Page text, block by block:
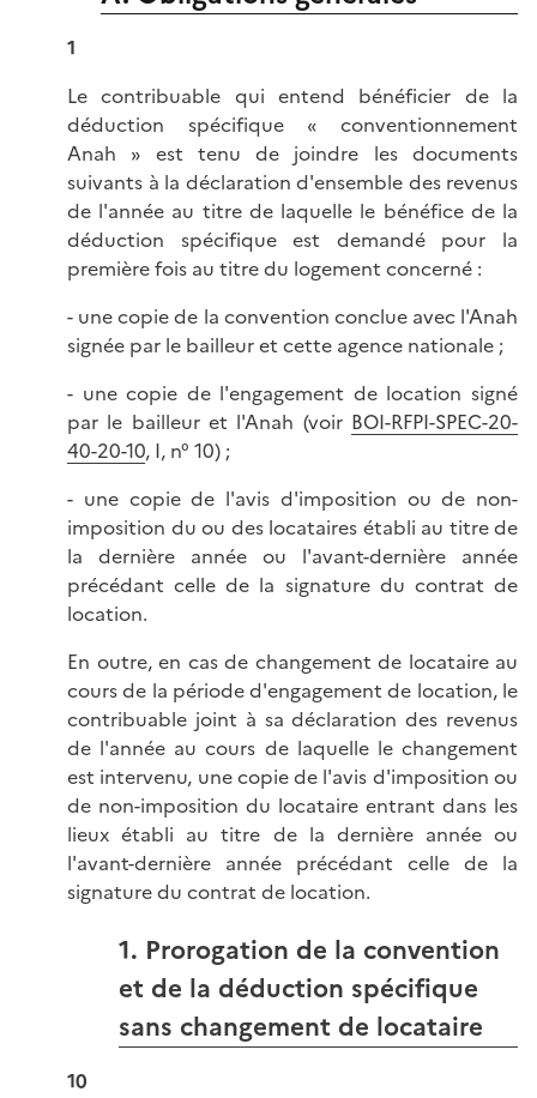
1
Le contribuable qui entend bénéficier de la
déduction spécifique « conventionnement
Anah » est tenu de joindre les documents
suivants à la déclaration d'ensemble des revenus
de l'année au titre de laquelle le bénéfice de la
déduction spécifique est demandé pour la
première fois au titre du logement concerné :
- une copie de la convention conclue avec l'Anah
signée par le bailleur et cette agence nationale ;
- une copie de l'engagement de location signé
par le bailleur et l'Anah (voir BOI-RFPI-SPEC-20-
40-20-10, I, n° 10) ;
- une copie de l'avis d'imposition ou de non-
imposition du ou des locataires établi au titre de
la dernière année ou l'avant-dernière année
précédant celle de la signature du contrat de
location.
En outre, en cas de changement de locataire au
cours de la période d'engagement de location, le
contribuable joint à sa déclaration des revenus
de l'année au cours de laquelle le changement
est intervenu, une copie de l'avis d'imposition ou
de non-imposition du locataire entrant dans les
lieux établi au titre de la dernière année ou
l'avant-dernière année précédant celle de la
signature du contrat de location.
1. Prorogation de la convention
et de la déduction spécifique
sans changement de locataire
10